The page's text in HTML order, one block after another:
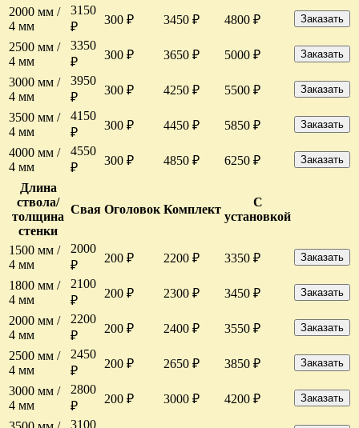
2000 мм /
4 мм
3150
₽
300 ₽ 3450 ₽ 4800 ₽ Заказать
2500 мм /
4 мм
3350
₽
300 ₽ 3650 ₽ 5000 ₽ Заказать
3000 мм /
4 мм
3950
₽
300 ₽ 4250 ₽ 5500 ₽ Заказать
3500 мм /
4 мм
4150
₽
300 ₽ 4450 ₽ 5850 ₽ Заказать
4000 мм /
4 мм
4550
₽
300 ₽ 4850 ₽ 6250 ₽ Заказать
Длина
ствола/
толщина
стенки
Свая Оголовок Комплект
С
установкой
1500 мм /
4 мм
2000
₽
200 ₽ 2200 ₽ 3350 ₽ Заказать
1800 мм /
4 мм
2100
₽
200 ₽ 2300 ₽ 3450 ₽ Заказать
2000 мм /
4 мм
2200
₽
200 ₽ 2400 ₽ 3550 ₽ Заказать
2500 мм /
4 мм
2450
₽
200 ₽ 2650 ₽ 3850 ₽ Заказать
3000 мм /
4 мм
2800
₽
200 ₽ 3000 ₽ 4200 ₽ Заказать
3100